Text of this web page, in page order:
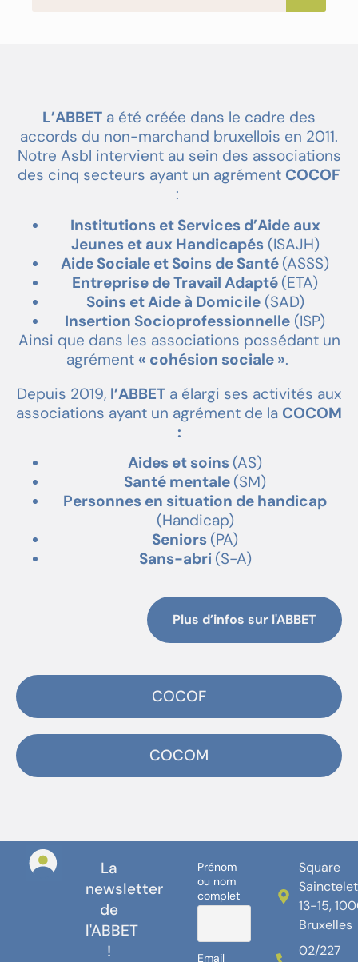
L’ABBET a été créée dans le cadre des
accords du non-marchand bruxellois en 2011.
Notre Asbl intervient au sein des associations
des cinq secteurs ayant un agrément COCOF
:
Institutions et Services d’Aide aux
Jeunes et aux Handicapés(ISAJH)
Aide Sociale et Soins de Santé (ASSS)
Entreprise de Travail Adapté (ETA)
Soins et Aide à Domicile(SAD)
Insertion Socioprofessionnelle (ISP)
Ainsi que dans les associations possédant un
agrément « cohésion sociale ».
Depuis 2019, l’ABBET a élargi ses activités aux
associations ayant un agrément de la COCOM
:
Aides et soins (AS)
Santé mentale (SM)
Personnes en situation de handicap
(Handicap)
Seniors (PA)
Sans-abri (S-A)
Plus d’infos sur l'ABBET
COCOF
COCOM
La
newsletter
de
l'ABBET
!
Prénom
ou nom
complet
Email
Square
13-15,
Bruxelles
02/227